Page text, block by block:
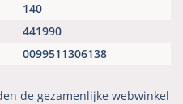
140
441990
0099511306138
de gezamenlijke webwinkel